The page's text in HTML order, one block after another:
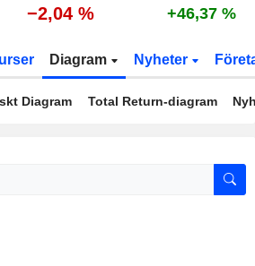
−2,04 % +46,37 %
Diagram Nyheter
Diagram Total Return-diagram